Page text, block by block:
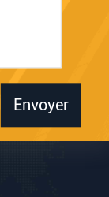
Envoyer